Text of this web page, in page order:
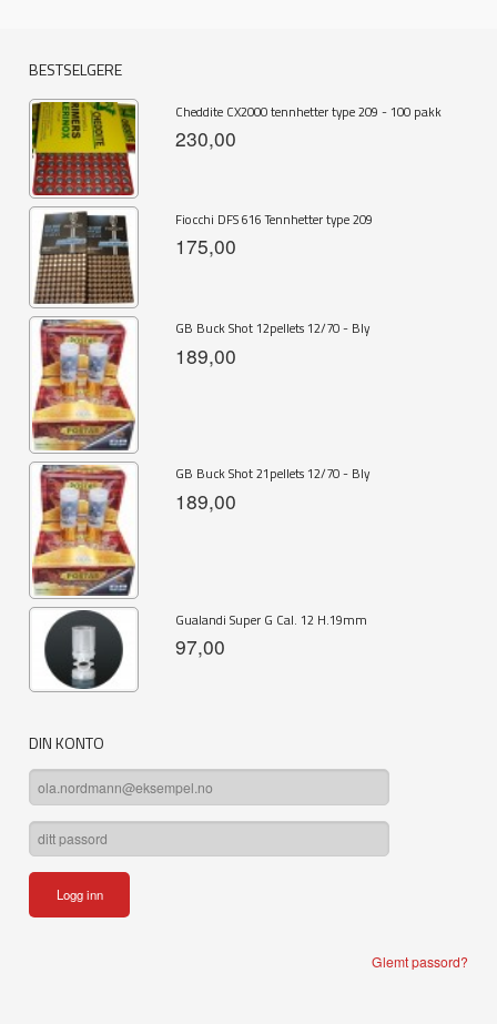
BESTSELGERE
Cheddite CX2000 tennhetter type 209 - 100 pakk
230,00
Fiocchi DFS 616 Tennhetter type 209
175,00
GB Buck Shot 12pellets 12/70 - Bly
189,00
GB Buck Shot 21pellets 12/70 - Bly
189,00
Gualandi Super G Cal. 12 H.19mm
97,00
DIN KONTO
Glemt passord?